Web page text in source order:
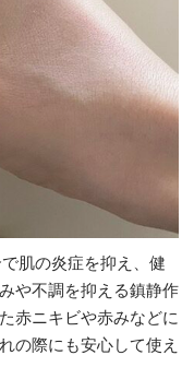
肌の炎症を抑え、健
や不調を抑える鎮静作
赤ニキビや赤みなどに
の際にも安心して使え